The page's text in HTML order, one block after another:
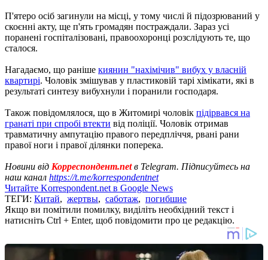
П'ятеро осіб загинули на місці, у тому числі й підозрюваний у
скоєнні акту, ще п'ять громадян постраждали. Зараз усі
поранені госпіталізовані, правоохоронці розслідують те, що
сталося.
Нагадаємо, що раніше киянин "нахімічив" вибух у власній
квартирі. Чоловік змішував у пластиковій тарі хімікати, які в
результаті синтезу вибухнули і поранили господаря.
Також повідомлялося, що в Житомирі чоловік підірвався на
гранаті при спробі втекти від поліції. Чоловік отримав
травматичну ампутацію правого передпліччя, рвані рани
правої ноги і правої ділянки поперека.
Новини від Корреспондент.netв Telegram. Підписуйтесь на
наш канал https://t.me/korrespondentnet
Читайте Korrespondent.net в Google News
ТЕГИ: Китай, жертвы, саботаж, погибшие
Якщо ви помітили помилку, виділіть необхідний текст і
натисніть Ctrl + Enter, щоб повідомити про це редакцію.